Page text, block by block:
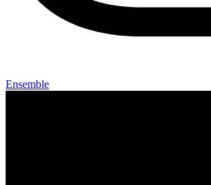
Ensemble